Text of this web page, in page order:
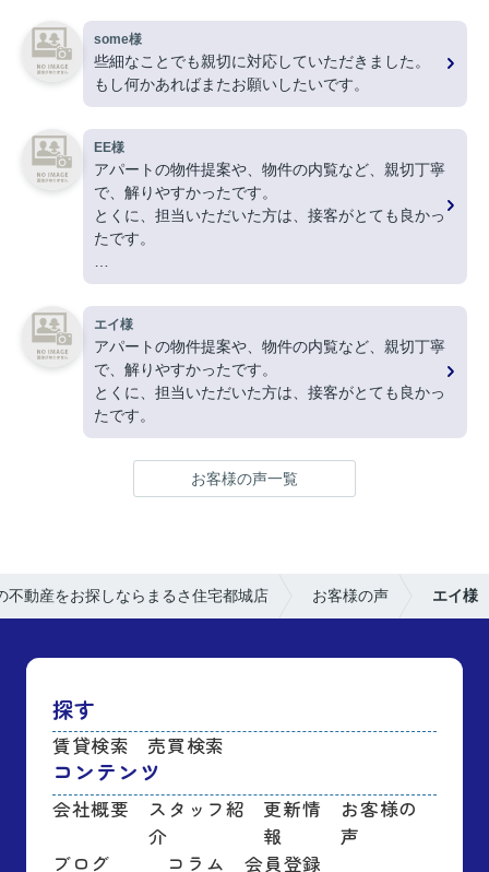
some様
些細なことでも親切に対応していただきました。
もし何かあればまたお願いしたいです。
EE様
アパートの物件提案や、物件の内覧など、親切丁寧
で、解りやすかったです。
とくに、担当いただいた方は、接客がとても良かっ
たです。
ありがとうございました。
エイ様
アパートの物件提案や、物件の内覧など、親切丁寧
で、解りやすかったです。
とくに、担当いただいた方は、接客がとても良かっ
たです。
お客様の声一覧
不動産をお探しならまるさ住宅都城店 お客様の声 エイ様
探す
賃貸検索 売買検索
コンテンツ
会社概要
スタッフ紹
介
更新情
報
お客様の
声
ブログ
コラム 会員登録